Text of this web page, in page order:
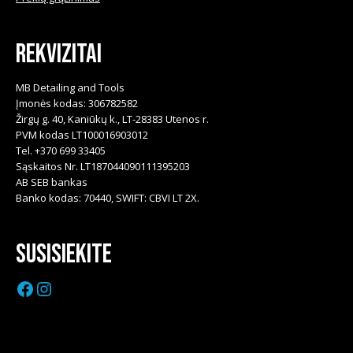
Rekvizitai
MB Detailing and Tools
Įmonės kodas: 306782582
Žirgų g. 40, Kaniūkų k., LT-28383 Utenos r.
PVM kodas LT100016903012
Tel. +370 699 33405
Sąskaitos Nr. LT187044090111395203
AB SEB bankas
Banko kodas: 70440, SWIFT: CBVI LT 2X.
Susisiekite
Facebook
Instagram